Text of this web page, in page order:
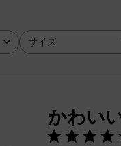
サイズ
全て
かわい